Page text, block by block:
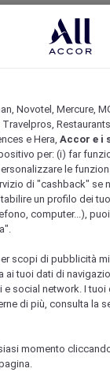
Novotel, Mercure,
e Hera, Accor e i
per: (i) far
le
di "cashback" se
un profilo dei
computer...),
scopi di pubblicità
ai tuoi dati di
social network. I
di più, consulta la
momento